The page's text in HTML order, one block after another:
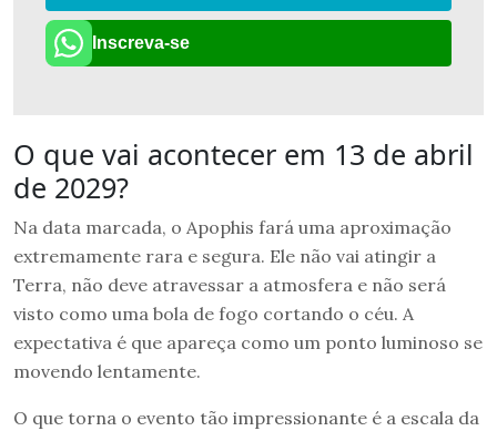
Inscreva-se
O que vai acontecer em 13 de abril
de 2029?
Na data marcada, o Apophis fará uma aproximação
extremamente rara e segura. Ele não vai atingir a
Terra, não deve atravessar a atmosfera e não será
visto como uma bola de fogo cortando o céu. A
expectativa é que apareça como um ponto luminoso se
movendo lentamente.
O que torna o evento tão impressionante é a escala da